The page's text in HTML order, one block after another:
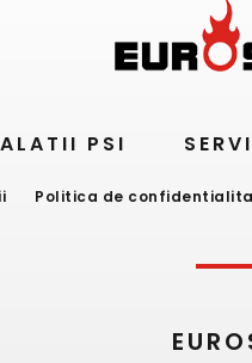
PSI
Politica de